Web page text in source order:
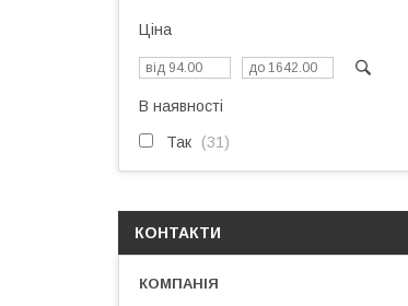
Ціна
В наявності
Так 31
КОНТАКТИ